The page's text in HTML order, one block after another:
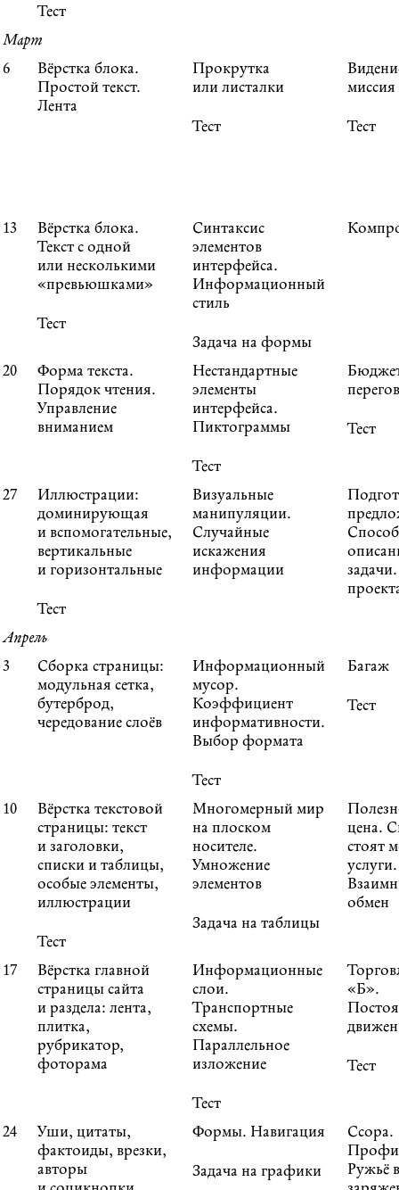
Тест
Март
6
Вёрстка блока.
Простой текст.
Лента
Прокрутка
или листалки
Тест
миссия
Тест
13
Вёрстка блока.
Текст с одной
или несколькими
«превьюшками»
Тест
Синтаксис
элементов
интерфейса.
Информационный
стиль
Задача на формы
20
Форма текста.
Порядок чтения.
Управление
вниманием
Нестандартные
элементы
интерфейса.
Пиктограммы
Тест
Тест
27
Иллюстрации:
доминирующая
и вспомогательные,
вертикальные
и горизонтальные
Тест
Визуальные
манипуляции.
Случайные
искажения
информации
Апрель
3
Сборка страницы:
модульная сетка,
бутерброд,
чередование слоёв
Информационный
мусор.
Коэффициент
информативности.
Выбор формата
Тест
Багаж
Тест
10
Вёрстка текстовой
страницы: текст
и заголовки,
списки и таблицы,
особые элементы,
иллюстрации
Тест
Многомерный мир
на плоском
носителе.
Умножение
элементов
Задача на таблицы
цена.
стоят
услуги.
обмен
17
Вёрстка главной
страницы сайта
и раздела: лента,
плитка,
рубрикатор,
фоторама
Информационные
слои.
Транспортные
схемы.
Параллельное
изложение
Тест
«Б».
Тест
24
Уши, цитаты,
фактоиды, врезки,
авторы
Формы. Навигация
Задача на графики
Ссора.
Ружьё